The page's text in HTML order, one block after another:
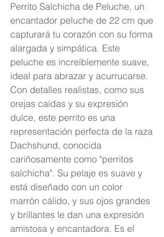
Perrito Salchicha de Peluche, un
encantador peluche de 22 cm que
capturará tu corazón con su forma
alargada y simpática. Este
peluche es increíblemente suave,
ideal para abrazar y acurrucarse.
Con detalles realistas, como sus
orejas caídas y su expresión
dulce, este perrito es una
representación perfecta de la raza
Dachshund, conocida
cariñosamente como "perritos
salchicha". Su pelaje es suave y
está diseñado con un color
marrón cálido, y sus ojos grandes
y brillantes le dan una expresión
amistosa y encantadora. Es el